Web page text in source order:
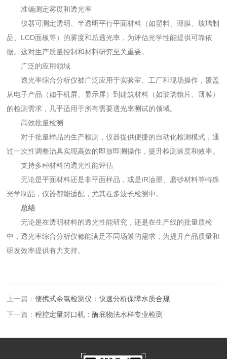
准确测定雾度和透光率
仪器可测定透明、半透明平行平面材料（如塑料、薄膜、玻璃制
品、LCD面板等）的雾度和总透光率，为评估光学性能提供可靠依
据。这对生产质量控制和材料研究至关重要。
广泛的应用领域
透光率综合分析仪被广泛应用于实验室、工厂和现场操作，覆盖
从电子产品（如手机屏、显示屏）到建筑材料（如玻璃镜片、薄膜）
的检测需求，几乎适用于所有需要透光率测试的领域。
高效批量检测
对于批量样品的生产检测，仪器提供便捷的自动化检测模式，通
过一次性调整治具实现高效的即放即测操作，提升检测速度和效率。
支持多种材料的透光性能评估
无论是平面材料还是非平面样品，或是IR油墨、磨砂材料等特殊
光学制品，仪器都能适配，尤其在多波长检测中。
总结
无论是在透明材料的透光性能研究，还是在生产线的批量质检
中，透光率综合分析仪都能满足不同场景的需求，为提升产品质量和
研发效率提供有力支持。
上一篇：便携式余氯检测仪：快速分析保障水质合规
下一篇：程控定量封口机：酶底物法水样专业检测